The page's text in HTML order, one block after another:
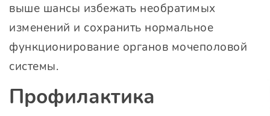
выше шансы избежать необратимых
изменений и сохранить нормальное
функционирование органов мочеполовой
системы.
Профилактика